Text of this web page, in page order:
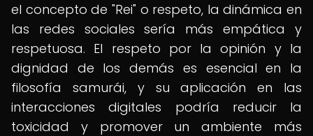
el concepto de "Rei" o respeto, la dinámica en
las redes sociales sería más empática y
respetuosa. El respeto por la opinión y la
dignidad de los demás es esencial en la
filosofía samurái, y su aplicación en las
interacciones digitales podría reducir la
toxicidad y promover un ambiente más